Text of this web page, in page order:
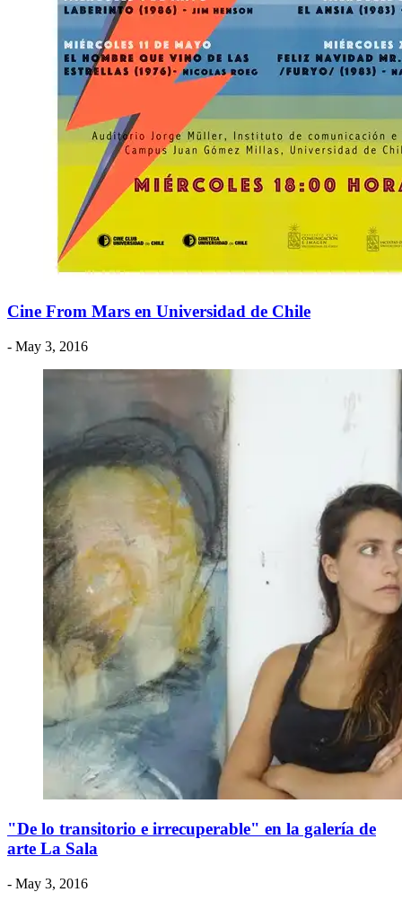
Cine From Mars en Universidad de Chile
- May 3, 2016
"De lo transitorio e irrecuperable" en la galería de
arte La Sala
- May 3, 2016